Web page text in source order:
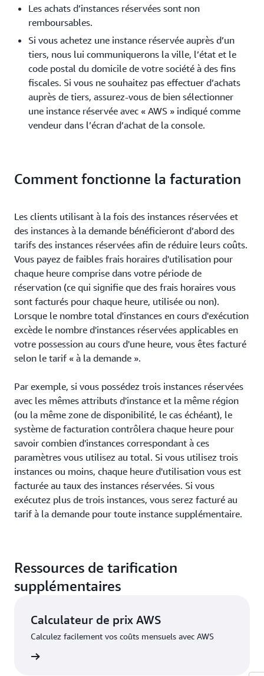
Les achats d’instances réservées sont non
remboursables.
Si vous achetez une instance réservée auprès d’un
tiers, nous lui communiquerons la ville, l’état et le
code postal du domicile de votre société à des fins
fiscales. Si vous ne souhaitez pas effectuer d’achats
auprès de tiers, assurez-vous de bien sélectionner
une instance réservée avec « AWS » indiqué comme
vendeur dans l’écran d’achat de la console.
Comment fonctionne la facturation
Les clients utilisant à la fois des instances réservées et
des instances à la demande bénéficieront d’abord des
tarifs des instances réservées afin de réduire leurs coûts.
Vous payez de faibles frais horaires d'utilisation pour
chaque heure comprise dans votre période de
réservation (ce qui signifie que des frais horaires vous
sont facturés pour chaque heure, utilisée ou non).
Lorsque le nombre total d'instances en cours d'exécution
excède le nombre d'instances réservées applicables en
votre possession au cours d'une heure, vous êtes facturé
selon le tarif « à la demande ».
Par exemple, si vous possédez trois instances réservées
avec les mêmes attributs d'instance et la même région
(ou la même zone de disponibilité, le cas échéant), le
système de facturation contrôlera chaque heure pour
savoir combien d'instances correspondant à ces
paramètres vous utilisez au total. Si vous utilisez trois
instances ou moins, chaque heure d'utilisation vous est
facturée au taux des instances réservées. Si vous
exécutez plus de trois instances, vous serez facturé au
tarif à la demande pour toute instance supplémentaire.
Ressources de tarification
supplémentaires
Calculateur de prix AWS
Calculez facilement vos coûts mensuels avec AWS